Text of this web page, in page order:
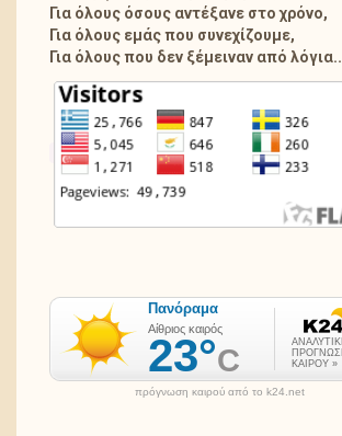
Για όλους όσους αντέξανε στο χρόνο,
Για όλους εμάς που συνεχίζουμε,
Για όλους που δεν ξέμειναν από λόγια..
πρόγνωση καιρού από το k24.net